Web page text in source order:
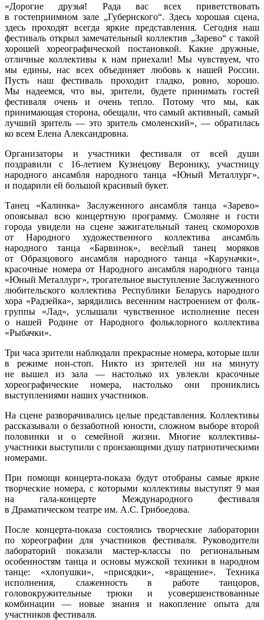
«Дорогие друзья! Рада вас всех приветствовать
в гостеприимном зале „Губернского“. Здесь хорошая сцена,
здесь проходят всегда яркие представления. Сегодня наш
фестиваль открыл замечательный коллектив „Зарево“ с такой
хорошей хореографической постановкой. Какие дружные,
отличные коллективы к нам приехали! Мы чувствуем, что
мы едины, нас всех объединяет любовь к нашей России.
Пусть наш фестиваль проходит гладко, ровно, хорошо.
Мы надеемся, что вы, зрители, будете принимать гостей
фестиваля очень и очень тепло. Потому что мы, как
принимающая сторона, обещали, что самый активный, самый
лучший зритель — это зритель смоленский», — обратилась
ко всем Елена Александровна.
Организаторы и участники фестиваля от всей души
поздравили с 16-летием Кузнецову Веронику, участницу
народного ансамбля народного танца «Юный Металлург»,
и подарили ей большой красивый букет.
Танец «Калинка» Заслуженного ансамбля танца «Зарево»
опоясывал всю концертную программу. Смоляне и гости
города увидели на сцене зажигательный танец скоморохов
от Народного художественного коллектива ансамбль
народного танца «Барвинок», весёлый танец моряков
от Образцового ансамбля народного танца «Каруначки»,
красочные номера от Народного ансамбля народного танца
«Юный Металлург», трогательное выступление Заслуженного
любительского коллектива Республики Беларусь народного
хора «Радзейка», зарядились весенним настроением от фолк-
группы «Лад», услышали чувственное исполнение песен
о нашей Родине от Народного фольклорного коллектива
«Рыбачки».
Три часа зрители наблюдали прекрасные номера, которые шли
в режиме нон-стоп. Никто из зрителей ни на минуту
не вышел из зала — настолько их увлекли красочные
хореографические номера, настолько они прониклись
выступлениями наших участников.
На сцене разворачивались целые представления. Коллективы
рассказывали о беззаботной юности, сложном выборе второй
половинки и о семейной жизни. Многие коллективы-
участники выступили с пронзающими душу патриотическими
номерами.
При помощи концерта-показа будут отобраны самые яркие
творческие номера, с которыми коллективы выступят 9 мая
на гала-концерте Международного фестиваля
в Драматическом театре им. А.С. Грибоедова.
После концерта-показа состоялись творческие лаборатории
по хореографии для участников фестиваля. Руководители
лабораторий показали мастер-классы по региональным
особенностям танца и основы мужской техники в народном
танце: «хлопушки», «присядки», «вращение». Техника
исполнения, слаженность в работе танцоров,
головокружительные трюки и усовершенствованные
комбинации — новые знания и накопление опыта для
участников фестиваля.